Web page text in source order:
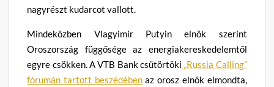
nagyrészt kudarcot vallott.
Mindeközben Vlagyimir Putyin elnök szerint
Oroszország függősége az energiakereskedelemtől
egyre csökken. A VTB Bank csütörtöki „Russia Calling”
fórumán tartott beszédébenaz orosz elnök elmondta,